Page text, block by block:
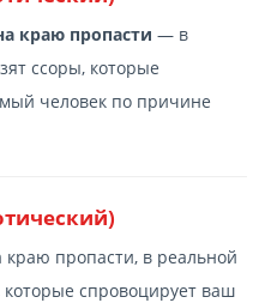
краю пропасти — в
ссоры, которые
человек по причине
краю пропасти, в реальной
спровоцирует ваш